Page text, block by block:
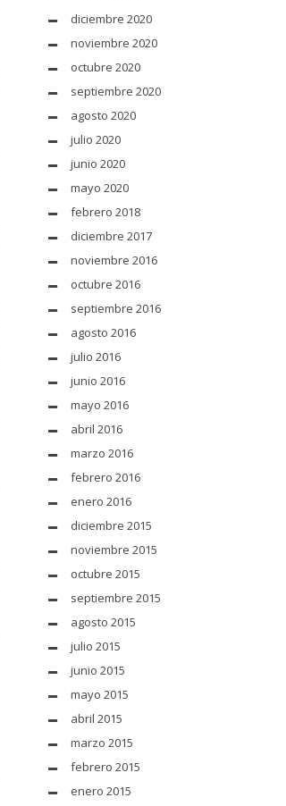
diciembre 2020
noviembre 2020
octubre 2020
septiembre 2020
agosto 2020
julio 2020
junio 2020
mayo 2020
febrero 2018
diciembre 2017
noviembre 2016
octubre 2016
septiembre 2016
agosto 2016
julio 2016
junio 2016
mayo 2016
abril 2016
marzo 2016
febrero 2016
enero 2016
diciembre 2015
noviembre 2015
octubre 2015
septiembre 2015
agosto 2015
julio 2015
junio 2015
mayo 2015
abril 2015
marzo 2015
febrero 2015
enero 2015